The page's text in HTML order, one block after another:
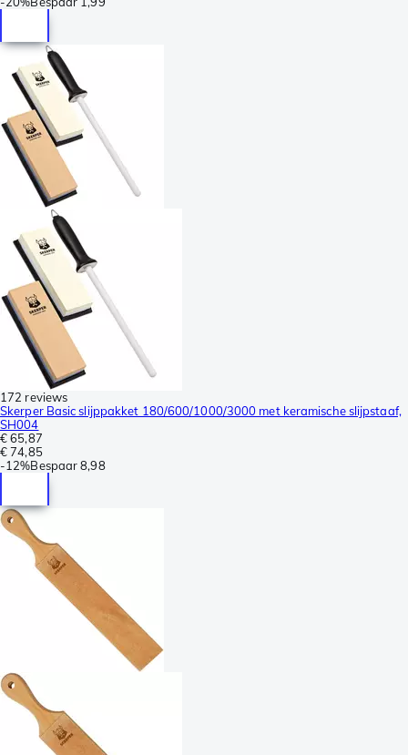
172 reviews
Skerper Basic slijppakket 180/600/1000/3000 met keramische slijpstaaf,
SH004
€ 65,87
€ 74,85
-12%Bespaar 8,98